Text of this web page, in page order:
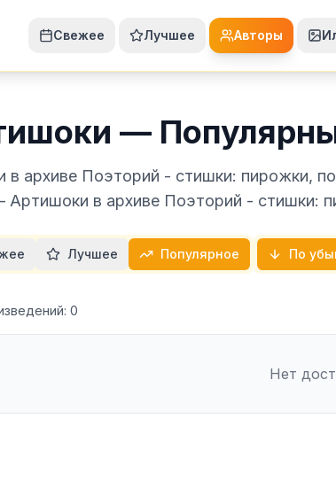
Свежее Лучшее Авторы
—
в архиве Поэторий - стишки: пирожки,
в архиве Поэторий - стишки:
Лучшее Популярное По
0
Нет